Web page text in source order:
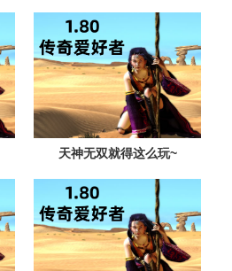
天神无双就得这么玩~